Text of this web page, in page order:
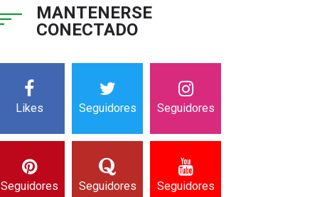
MANTENERSE
CONECTADO
Likes Seguidores Seguidores
Seguidores Seguidores Seguidores